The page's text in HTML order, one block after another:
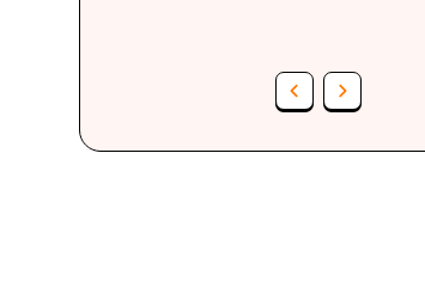
فرمول حجم اشکال هندسی در ریاضیات
برنامه‌ ریزی درسی هفتم